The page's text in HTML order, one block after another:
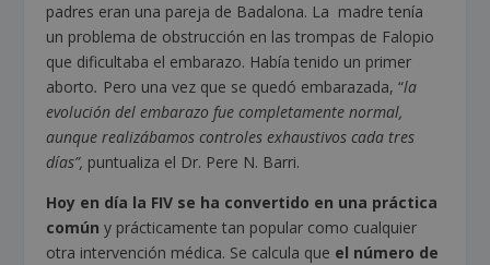
padres eran una pareja de Badalona. La madre tenía
un problema de obstrucción en las trompas de Falopio
que dificultaba el embarazo. Había tenido un primer
aborto. Pero una vez que se quedó embarazada, “la
evolución del embarazo fue completamente normal,
aunque realizábamos controles exhaustivos cada tres
días”, puntualiza el Dr. Pere N. Barri.
Hoy en día la FIV se ha convertido en una práctica
común y prácticamente tan popular como cualquier
otra intervención médica. Se calcula que el número de